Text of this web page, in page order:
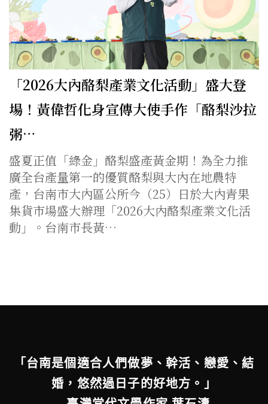
「2026大內酪梨產業文化活動」盛大登
場！黃偉哲化身宣傳大使手作「酪梨沙拉
粥…
盛夏正值「綠金」酪梨盛產黃金期！為全力推
廣全台產量第一的優質酪梨與大內在地農特
產，台南市大內區公所今（25）日於大內青果
集貨市場盛大辦理「2026大內酪梨產業文化活
動」。台南市長黃…
「台南是個適合人們做夢、幹活、戀愛、結
婚，悠然過日子的好地方。」